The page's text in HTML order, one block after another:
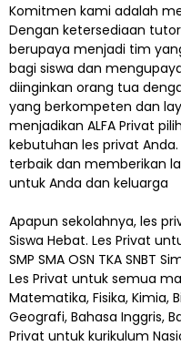
Komitmen kami adalah
Dengan ketersediaan
berupaya menjadi tim
bagi siswa dan
diinginkan orang tua
yang berkompeten dan
menjadikan ALFA Privat
kebutuhan les privat
terbaik dan memberikan
untuk Anda dan keluarga
Apapun sekolahnya, les
Siswa Hebat. Les Privat
SMP SMA OSN TKA SNBT
Les Privat untuk semua
Matematika, Fisika, Kimia,
Geografi, Bahasa Inggris,
Privat untuk kurikulum